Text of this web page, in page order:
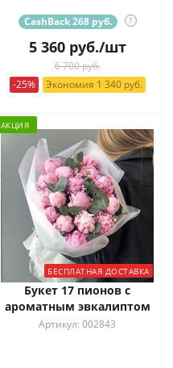
CashBack 268 руб. ?
5 360руб./шт
6 700 руб.
-25%
Экономия 1 340 руб.
АКЦИЯ
БЕСПЛАТНАЯ ДОСТАВКА
Букет 17 пионов с
ароматным эвкалиптом
Артикул: 002843